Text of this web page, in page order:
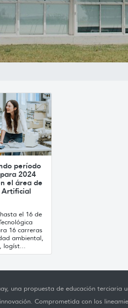
período
2024
el área de
Artificial
el 16 de
16 carreras
ambiental,
logíst...
una propuesta de educación terciaria
Comprometida con los